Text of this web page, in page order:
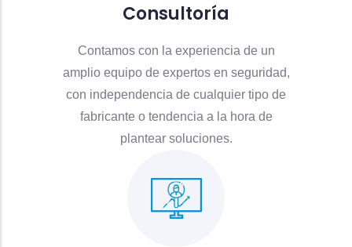
Consultoría
Contamos con la experiencia de un
amplio equipo de expertos en seguridad,
con independencia de cualquier tipo de
fabricante o tendencia a la hora de
plantear soluciones.